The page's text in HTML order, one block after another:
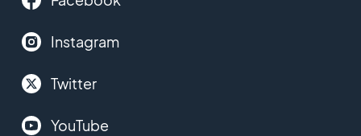
Instagram
Twitter
YouTube